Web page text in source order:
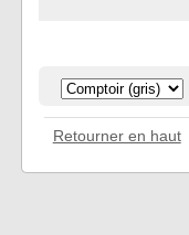
Retourner en haut